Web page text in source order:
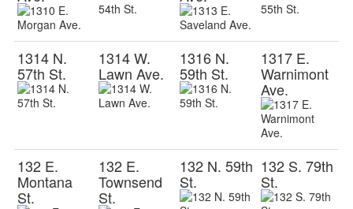
1314 N.
57th St.
1314 W.
Lawn Ave.
1316 N.
59th St.
1317 E.
Warnimont
Ave.
132 E.
Montana
St.
132 E.
Townsend
St.
132 N. 59th
St.
132 S. 79th
St.